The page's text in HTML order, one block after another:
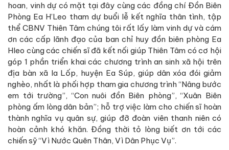
hoan, vinh dự có mặt tại đây cùng các đồng chí Đồn Biên
Phòng Ea H’Leo tham dự buổi lễ kết nghĩa thân tình, tập
thể CBNV Thiên Tâm chúng tôi rất lấy làm vinh dự và cám
ơn các cấp lãnh đạo của ban chỉ huy đồn biên phòng Ea
Hleo cùng các chiến sĩ đã kết nối giúp Thiên Tâm có cơ hội
góp 1 phần triển khai các chương trình an sinh xã hội trên
địa bàn xã Ia Lốp, huyện Ea Súp, giúp dân xóa đói giảm
nghèo, nhất là phối hợp tham gia chương trình “Nâng bước
em tới trường”, “Con nuôi đồn Biên phòng”, “Xuân Biên
phòng ấm lòng dân bản”; hỗ trợ việc làm cho chiến sĩ hoàn
thành nghĩa vụ quân sự, giúp đỡ đoàn viên thanh niên có
hoàn cảnh khó khăn. Đồng thời tỏ lòng biết ơn tới các
chiến sỹ “Vì Nước Quên Thân, Vì Dân Phục Vụ”.